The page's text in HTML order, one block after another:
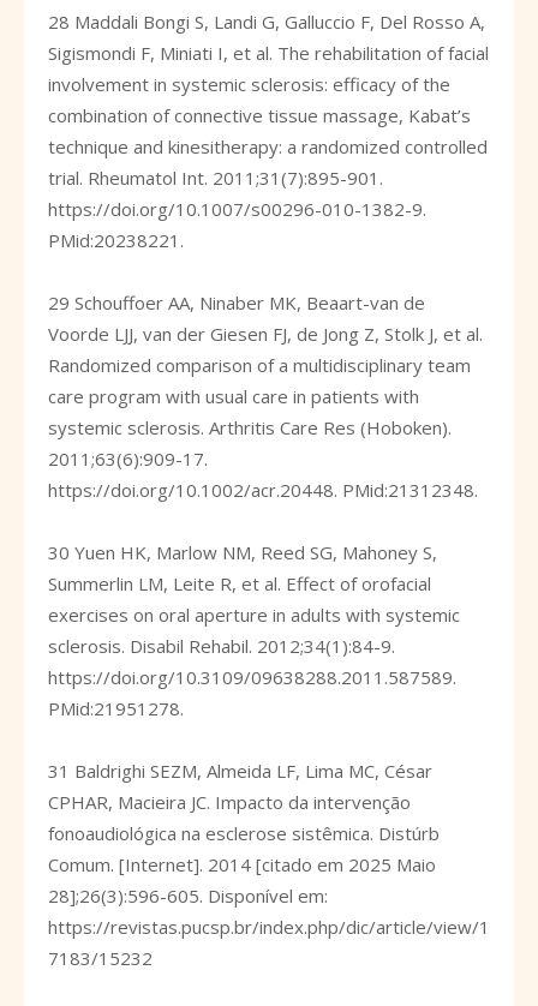
28 Maddali Bongi S, Landi G, Galluccio F, Del Rosso A,
Sigismondi F, Miniati I, et al. The rehabilitation of facial
involvement in systemic sclerosis: efficacy of the
combination of connective tissue massage, Kabat’s
technique and kinesitherapy: a randomized controlled
trial. Rheumatol Int. 2011;31(7):895-901.
https://doi.org/10.1007/s00296-010-1382-9.
PMid:20238221.
29 Schouffoer AA, Ninaber MK, Beaart-van de
Voorde LJJ, van der Giesen FJ, de Jong Z, Stolk J, et al.
Randomized comparison of a multidisciplinary team
care program with usual care in patients with
systemic sclerosis. Arthritis Care Res (Hoboken).
2011;63(6):909-17.
https://doi.org/10.1002/acr.20448. PMid:21312348.
30 Yuen HK, Marlow NM, Reed SG, Mahoney S,
Summerlin LM, Leite R, et al. Effect of orofacial
exercises on oral aperture in adults with systemic
sclerosis. Disabil Rehabil. 2012;34(1):84-9.
https://doi.org/10.3109/09638288.2011.587589.
PMid:21951278.
31 Baldrighi SEZM, Almeida LF, Lima MC, César
CPHAR, Macieira JC. Impacto da intervenção
fonoaudiológica na esclerose sistêmica. Distúrb
Comum. [Internet]. 2014 [citado em 2025 Maio
28];26(3):596-605. Disponível em:
https://revistas.pucsp.br/index.php/dic/article/view/1
7183/15232